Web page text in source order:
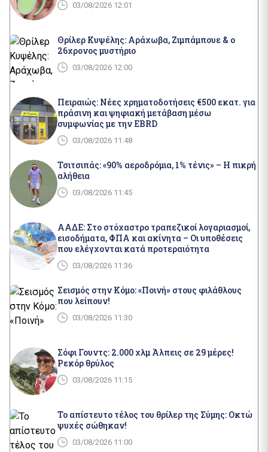
03/08/2026 12:01
Θρίλερ Κυψέλης: Αράχωβα, Ζιμπάμπουε & ο
26χρονος μυστήριο
03/08/2026 12:00
Πειραιώς: Νέες χρηματοδοτήσεις €500 εκατ. για
πράσινη και ψηφιακή μετάβαση μέσω
συμφωνίας με την EBRD
03/08/2026 11:48
Τσιτσιπάς: «90% αεροδρόμια, 1% τένις» – Η πικρή
αλήθεια
03/08/2026 11:45
ΑΑΔΕ: Στο στόχαστρο τραπεζικοί λογαριασμοί,
εισοδήματα, ΦΠΑ και ακίνητα – Οι υποθέσεις
που ελέγχονται κατά προτεραιότητα
03/08/2026 11:36
Σεισμός στην Κόμο: «Ποινή» στους φιλάθλους
που λείπουν!
03/08/2026 11:30
Σόφι Γουντς: 2.000 χλμ Άλπεις σε 29 μέρες!
Ρεκόρ θρύλος
03/08/2026 11:15
Το απίστευτο τέλος του θρίλερ της Σύμης: Οκτώ
ψυχές σώθηκαν!
03/08/2026 11:00